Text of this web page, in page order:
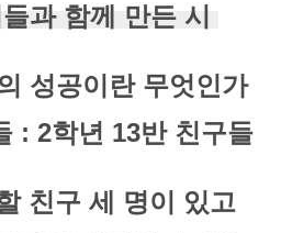
과 함께 만든 시
성공이란 무엇인가
: 2학년 13반 친구들
친구 세 명이 있고